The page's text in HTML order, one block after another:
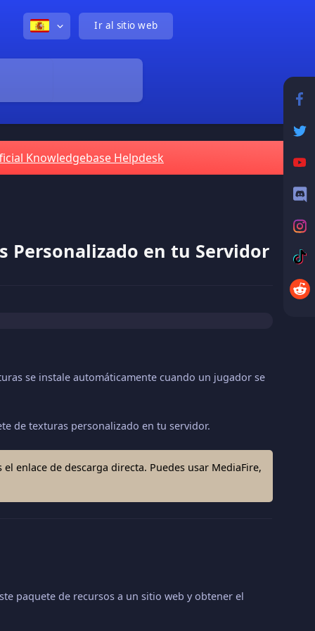
Ir al sitio web
Knowledgebase Helpdesk
Personalizado en tu Servidor
se instale automáticamente cuando un jugador se
de texturas personalizado en tu servidor.
enlace de descarga directa. Puedes usar MediaFire,
paquete de recursos a un sitio web y obtener el